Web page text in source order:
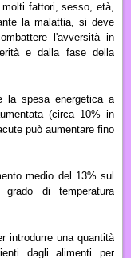
fattori, sesso, età,
la malattia, si deve
l'avversità in
e dalla fase della
la spesa energetica a
(circa 10% in
può aumentare fino
medio del 13% sul
grado di temperatura
introdurre una quantità
dagli alimenti per